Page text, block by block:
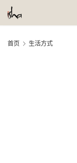
首页 生活方式